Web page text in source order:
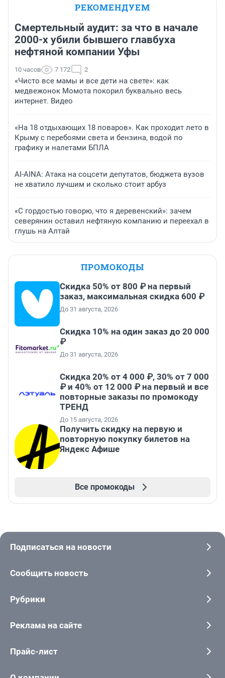
РЕКОМЕНДУЕМ
Смертельный аудит: за что в начале
2000-х убили бывшего главбуха
нефтяной компании Уфы
10 часов 7 172 2
«Чисто все мамы и все дети на свете»: как
медвежонок Момота покорил буквально весь
интернет. Видео
«На 18 отдыхающих 18 поваров». Как проходит лето в
Крыму с перебоями света и бензина, водой по
графику и налетами БПЛА
AI-AINA: Атака на соцсети депутатов, бюджета вузов
не хватило лучшим и сколько стоит арбуз
«С гордостью говорю, что я деревенский»: зачем
северянин оставил нефтяную компанию и переехал в
глушь на Алтай
ПРОМОКОДЫ
Скидка 50% от 800 ₽ на первый
заказ, максимальная скидка 600 ₽
До 31 августа, 2026
Скидка 10% на один заказ до 20 000
₽
До 31 августа, 2026
Скидка 20% от 4 000 ₽, 30% от 7 000
₽ и 40% от 12 000 ₽ на первый и все
повторные заказы по промокоду
ТРЕНД
До 15 августа, 2026
Получить скидку на первую и
повторную покупку билетов на
Яндекс Афише
Все промокоды
Подписаться на новости
Сообщить новость
Рубрики
Реклама на сайте
Прайс-лист